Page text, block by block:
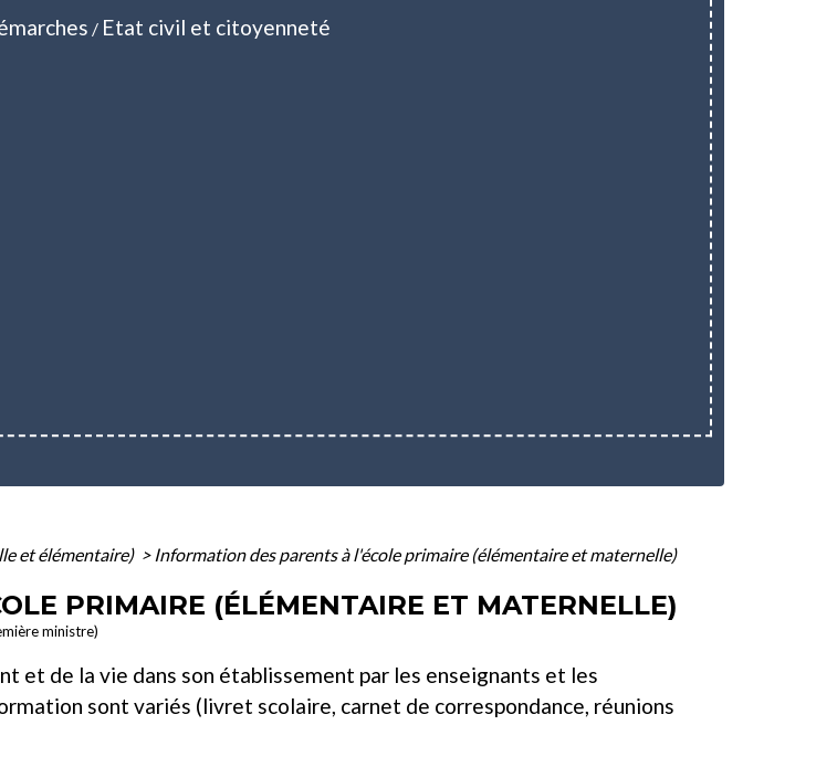
/ Etat civil et citoyenneté
et élémentaire) > Information des parents à l'école primaire (élémentaire et maternelle)
PRIMAIRE (ÉLÉMENTAIRE ET MATERNELLE)
ministre)
et de la vie dans son établissement par les enseignants et les
sont variés (livret scolaire, carnet de correspondance, réunions